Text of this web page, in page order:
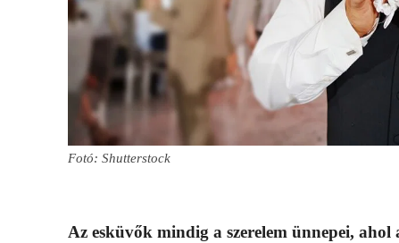
Fotó: Shutterstock
Az esküvők mindig a szerelem ünnepei, ahol